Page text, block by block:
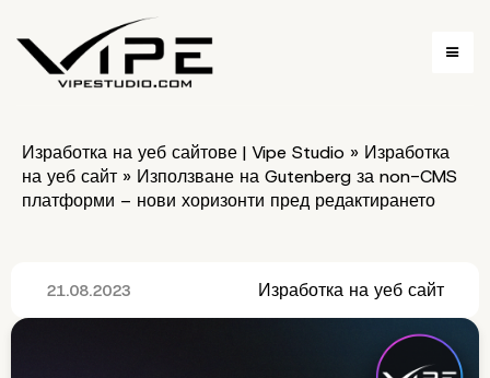
Изработка на уеб сайтове | Vipe Studio » Изработка
на уеб сайт » Използване на Gutenberg за non-CMS
платформи – нови хоризонти пред редактирането
21.08.2023 Изработка на уеб сайт